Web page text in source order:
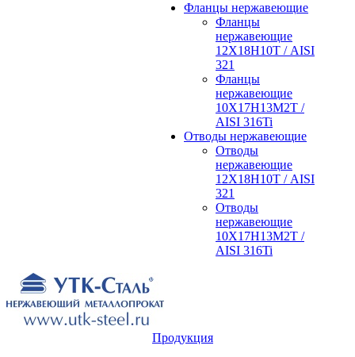
Фланцы нержавеющие
Фланцы
нержавеющие
12Х18Н10Т / AISI
321
Фланцы
нержавеющие
10Х17Н13М2Т /
AISI 316Ti
Отводы нержавеющие
Отводы
нержавеющие
12Х18Н10Т / AISI
321
Отводы
нержавеющие
10Х17Н13М2Т /
AISI 316Ti
Продукция